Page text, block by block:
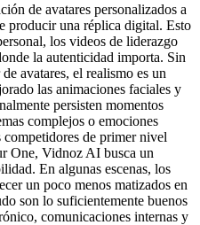
de avatares personalizados a
producir una réplica digital. Esto
los videos de liderazgo
la autenticidad importa. Sin
avatares, el realismo es un
las animaciones faciales y
persisten momentos
complejos o emociones
de primer nivel
One, Vidnoz AI busca un
En algunas escenas, los
un poco menos matizados en
son lo suficientemente buenos
comunicaciones internas y